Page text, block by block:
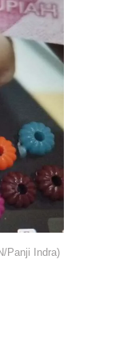
Panji Indra)